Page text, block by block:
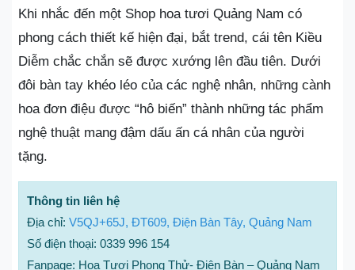
Khi nhắc đến một Shop hoa tươi Quảng Nam có
phong cách thiết kế hiện đại, bắt trend, cái tên Kiều
Diễm chắc chắn sẽ được xướng lên đầu tiên. Dưới
đôi bàn tay khéo léo của các nghệ nhân, những cành
hoa đơn điệu được “hô biến” thành những tác phẩm
nghệ thuật mang đậm dấu ấn cá nhân của người
tặng.
Thông tin liên hệ
Địa chỉ: V5QJ+65J, ĐT609, Điện Bàn Tây, Quảng Nam
Số điện thoại: 0339 996 154
Fanpage: Hoa Tươi Phong Thử- Điện Bàn – Quảng Nam